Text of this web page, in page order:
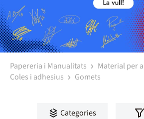
Papereria i Manualitats
Material per
Coles i adhesius
Gomets
Categories